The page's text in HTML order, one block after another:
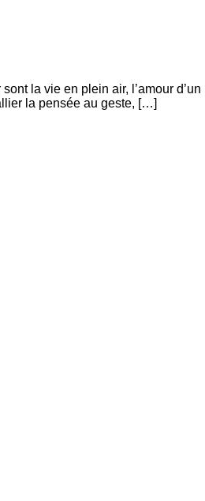
la vie en plein air, l’amour d’un
la pensée au geste, […]